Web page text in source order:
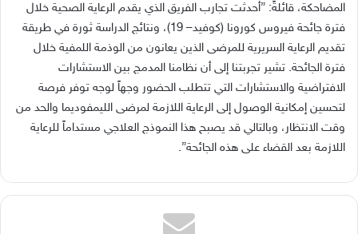
المضاحكة، قائلةً: ”أحدثت تجارب الفريق الذي يقدم الرعاية الصحية خلال
فترة جائحة فيروس كورونا (كوفيد– 19)
، ونتائج الدراسة ثورة في طريقة
تقديم الرعاية السريرية للمرضى الذين يعانون من الوذمة اللمفية خلال
فترة الجائحة. تشير تجربتنا إلى أن نظامنا المدمج بين الاستشارات
الافتراضية والاستشارات التي تتطلب الحضور وجهاً لوجه توفر فرصة
لتحسين إمكانية الوصول إلى الرعاية اللازمة لمرضى الليمفوديما والحد من
وقت الانتظار، وبالتالي قد يصبح هذا النموذج العلاجي مستداماً للرعاية
اللازمة بعد القضاء على هذه الجائحة”.